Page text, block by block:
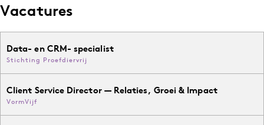
Vacatures
Data- en CRM- specialist
Stichting Proefdiervrij
Client Service Director — Relaties, Groei & Impact
VormVijf